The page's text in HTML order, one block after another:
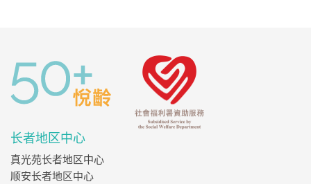
长者地区中心
真光苑长者地区中心
顺安长者地区中心